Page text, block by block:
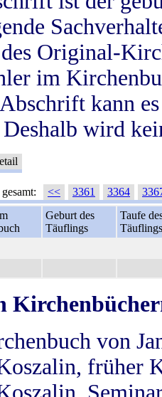
Original-
im
kann
wird
<< 3361 3364
Geburt des
Täuflings
Taufe
Täuflings
von
früher